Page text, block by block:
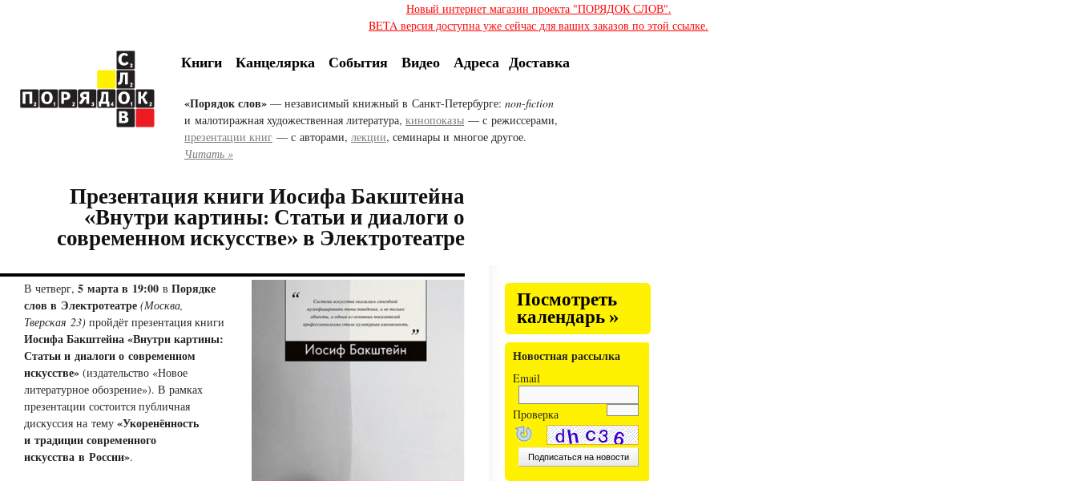
Новый интернет магазин проекта "ПОРЯДОК СЛОВ".
BETA версия доступна уже сейчас для ваших заказов по этой ссылке.
Книги Канцелярка События Видео Адреса Доставка
«Порядок слов» — независимый книжный в Санкт-Петербурге: non-fiction
и малотиражная художественная литература, кинопоказы — с режиссерами,
презентации книг — с авторами, лекции, семинары и многое другое.
Читать »
Презентация книги Иосифа Бакштейна
«Внутри картины: Статьи и диалоги о
современном искусстве» в Электротеатре
В четверг, 5 марта в 19:00 в Порядке
слов в Электротеатре (Москва,
Тверская 23) пройдёт презентация книги
Иосифа Бакштейна «Внутри картины:
Статьи и диалоги о современном
искусстве» (издательство «Новое
литературное обозрение»). В рамках
презентации состоится публичная
дискуссия на тему «Укоренённость
и традиции современного
искусства в России».
Посмотреть
календарь »
Новостная рассылка
Email
Проверка